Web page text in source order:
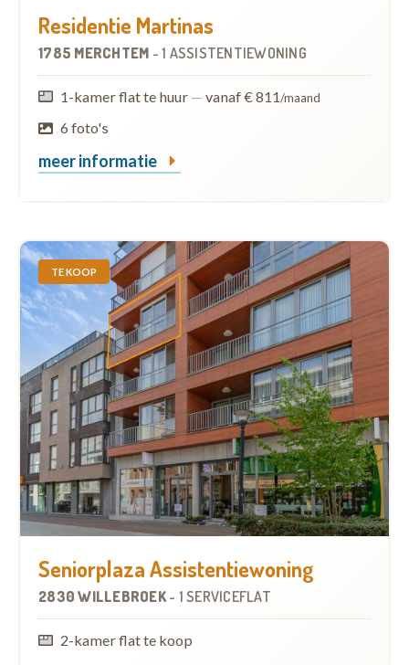
Residentie Martinas
1785 MERCHTEM - 1 ASSISTENTIEWONING
1-kamer flat te huur — vanaf € 811/maand
6 foto's
meer informatie
TE KOOP
Seniorplaza Assistentiewoning
2830 WILLEBROEK- 1 SERVICEFLAT
2-kamer flat te koop